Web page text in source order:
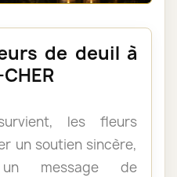
de deuil à
les fleurs
un soutien sincère,
message de